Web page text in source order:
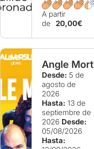
A partir
de
20,00€
Angle Mort
Desde: 5 de
agosto de
2026
Hasta: 13 de
septiembre de
2026 Desde:
05/08/2026
Hasta: